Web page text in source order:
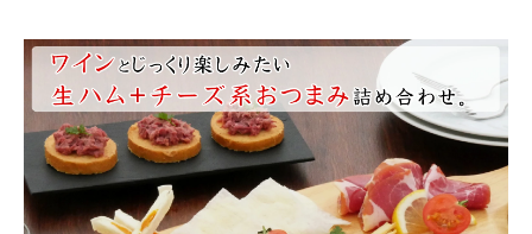
商品カテゴリー
お酒別オススメ
価格別